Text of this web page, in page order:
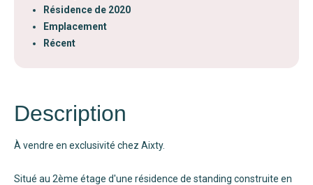
Résidence de 2020
Emplacement
Récent
Description
À vendre en exclusivité chez Aixty.
Situé au 2ème étage d'une résidence de standing construite en